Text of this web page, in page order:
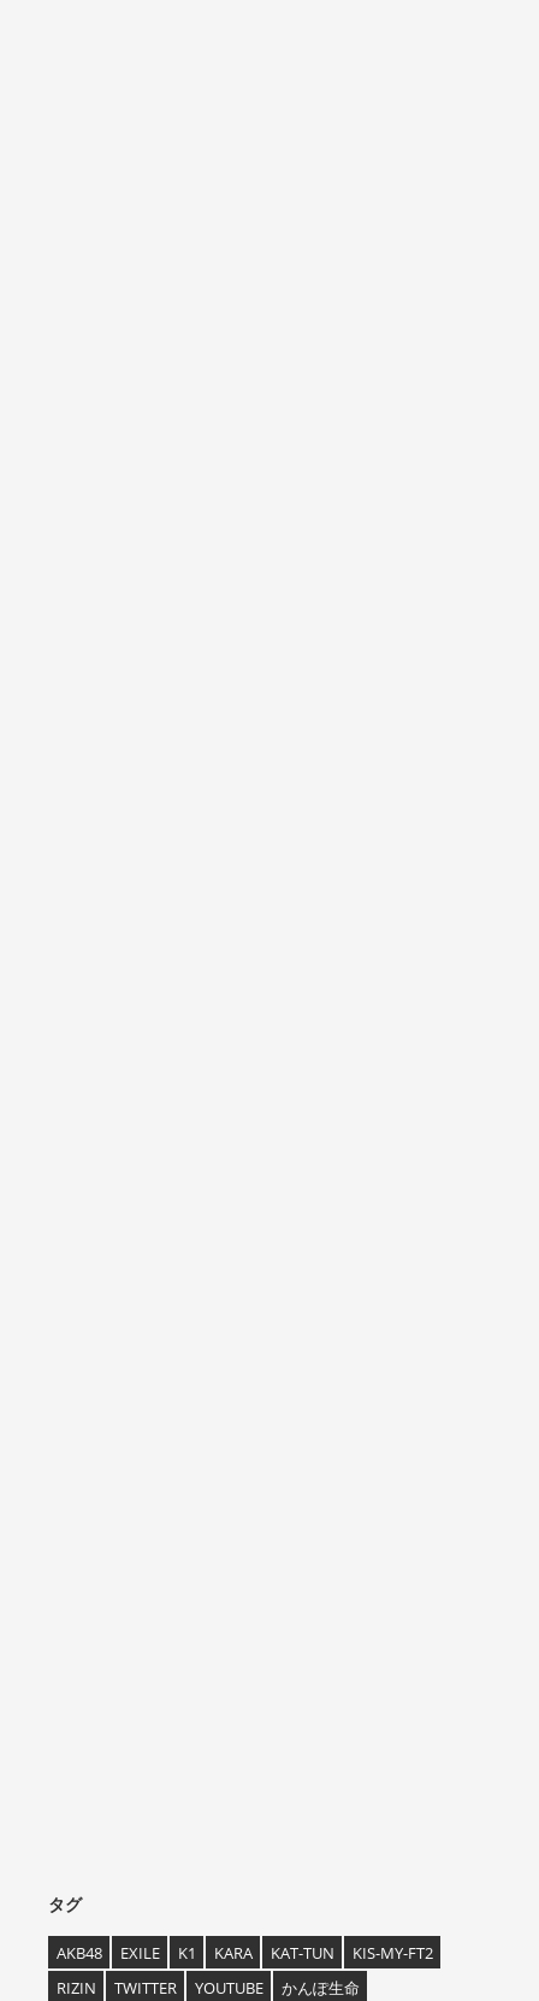
タグ
AKB48 EXILE K1 KARA KAT-TUN
KIS-MY-FT2
RIZIN
TWITTER YOUTUBE
かんぽ生命